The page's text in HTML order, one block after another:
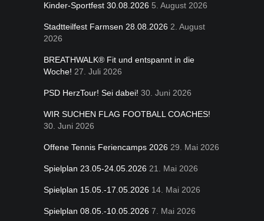
Kinder-Sportfest 30.08.2026 5. August 2026
Stadtteilfest Farmsen 28.08.2026 2. August
2026
BREATHWALK® Fit und entspannt in die
Woche! 27. Juli 2026
PSD HerzTour! Sei dabei! 30. Juni 2026
WIR SUCHEN FLAG FOOTBALL COACHES!
30. Juni 2026
Offene Tennis Feriencamps 2026 29. Mai 2026
Spielplan 23.05-24.05.2026 21. Mai 2026
Spielplan 15.05.-17.05.2026 14. Mai 2026
Spielplan 08.05.-10.05.2026 7. Mai 2026